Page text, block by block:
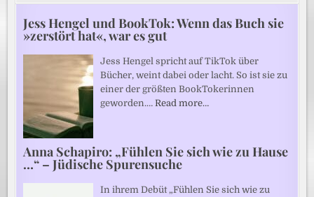
Jess Hengel und BookTok: Wenn das Buch sie
»zerstört hat«, war es gut
Jess Hengel spricht auf TikTok über
Bücher, weint dabei oder lacht. So ist sie zu
einer der größten BookTokerinnen
geworden.…Read more…
Anna Schapiro: „Fühlen Sie sich wie zu Hause
…“ – Jüdische Spurensuche
In ihrem Debüt „Fühlen Sie sich wie zu